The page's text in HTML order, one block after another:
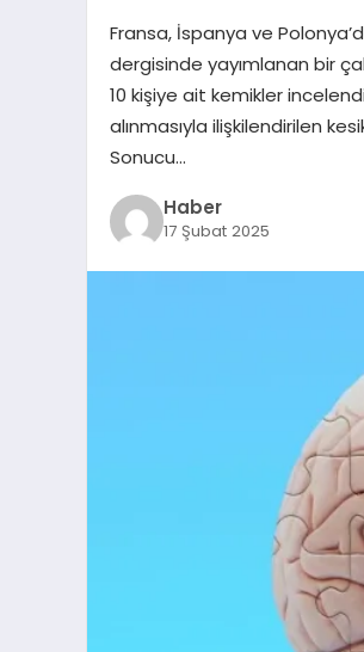
Fransa, İspanya ve
dergisinde yayımlanan bir
10 kişiye ait kemikler
alınmasıyla ilişkilendirilen
Sonucu…
Haber
17 Şubat 2025